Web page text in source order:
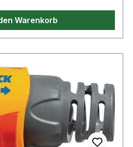
Warenkorb